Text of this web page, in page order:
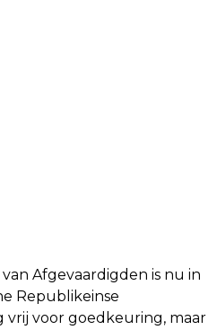
Afgevaardigden is nu in
Republikeinse
voor goedkeuring, maar